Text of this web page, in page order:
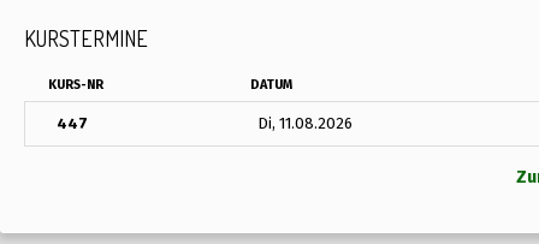
KURSTERMINE
KURS-NR DATUM
447 Di, 11.08.2026